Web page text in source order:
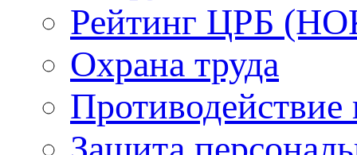
Рейтинг ЦРБ
Охрана труда